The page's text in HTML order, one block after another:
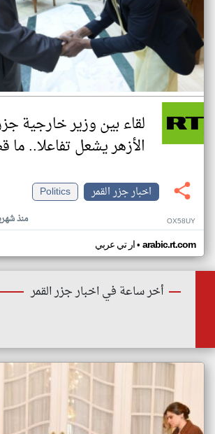
لقاء بين وزير خارجية
الأزهر يشعل تفاعلا.. ما
اخبار جزر القمر
Politics
منذ OX58UY
ار تي عربي• arabic.rt.com
أخر ساعة في اخبار جزر القمر